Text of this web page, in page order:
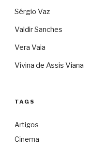
Sérgio Vaz
Valdir Sanches
Vera Vaia
Vivina de Assis Viana
TAGS
Artigos
Cinema